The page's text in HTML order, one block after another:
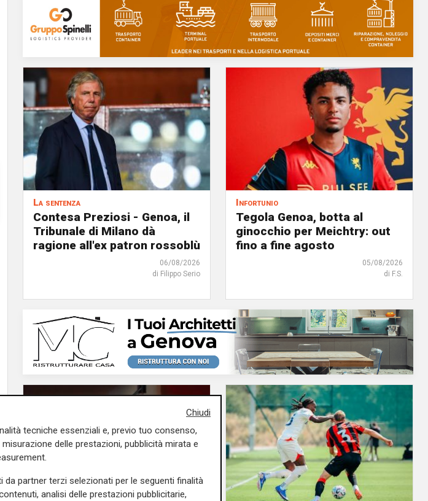
La sentenza
Contesa Preziosi - Genoa, il
Tribunale di Milano dà
ragione all'ex patron rossoblù
06/08/2026
di Filippo Serio
Infortunio
Tegola Genoa, botta al
ginocchio per Meichtry: out
fino a fine agosto
05/08/2026
di F.S.
Chiudi
tecniche essenziali e, previo tuo consenso,
delle prestazioni, pubblicità mirata e
partner terzi selezionati per le seguenti finalità
analisi delle prestazioni pubblicitarie,